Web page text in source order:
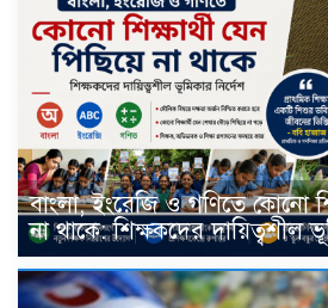
বাংলা, ইংরেজি ও গণিতে কোনো
না থাকে: শিক্ষকদের দায়িত্বশীল